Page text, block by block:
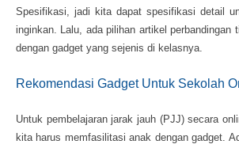
Spesifikasi, jadi kita dapat spesifikasi detail
inginkan. Lalu, ada pilihan artikel perbandingan
dengan gadget yang sejenis di kelasnya.
Rekomendasi Gadget Untuk Sekolah
Untuk pembelajaran jarak jauh (PJJ) secara
kita harus memfasilitasi anak dengan gadget.